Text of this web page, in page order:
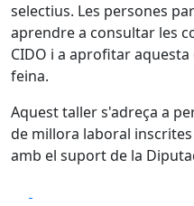
selectius. Les persones
aprendre a consultar les
CIDO i a aprofitar
feina.
Aquest taller s'adreça a
de millora laboral inscrites
amb el suport de la